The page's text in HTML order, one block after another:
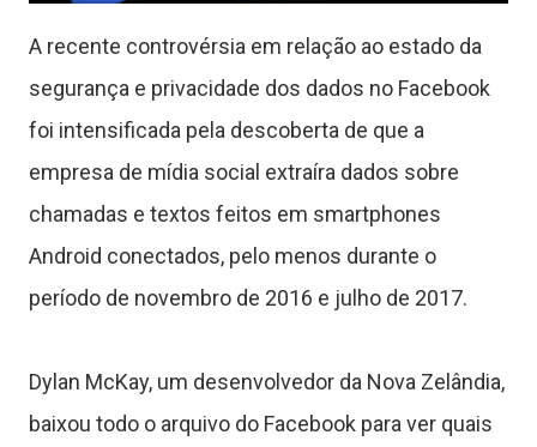
A recente controvérsia em relação ao estado da
segurança e privacidade dos dados no Facebook
foi intensificada pela descoberta de que a
empresa de mídia social extraíra dados sobre
chamadas e textos feitos em smartphones
Android conectados, pelo menos durante o
período de novembro de 2016 e julho de 2017.
Dylan McKay, um desenvolvedor da Nova Zelândia,
baixou todo o arquivo do Facebook para ver quais